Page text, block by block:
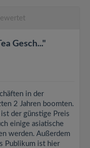
Gesch..."
in der
2 Jahren boomten.
der günstige Preis
einige asiatische
werden. Außerdem
Publikum ist hier